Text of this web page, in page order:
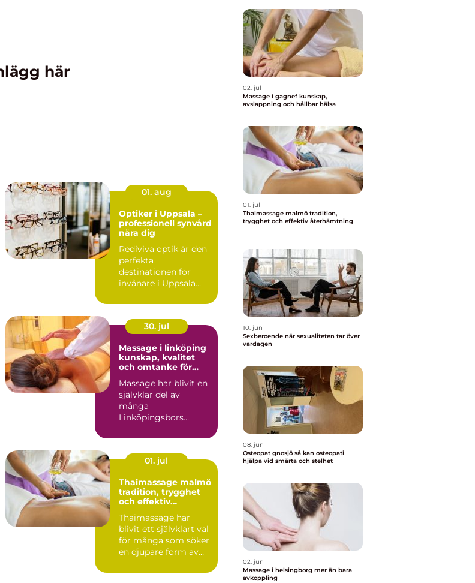
här
01. aug
Optiker i Uppsala –
professionell synvård
nära dig
Rediviva optik är den
perfekta
destinationen för
invånare i Uppsala
30. jul
Massage i linköping
kunskap, kvalitet
och omtanke för
Massage har blivit en
självklar del av
många
Linköpingsbors
hjälp för spända axl...
01. jul
Thaimassage malmö
tradition, trygghet
och effektiv
Thaimassage har
blivit ett självklart val
för många som söker
en djupare form av
smä...
02. jul
Massage i gagnef kunskap,
avslappning och hållbar hälsa
01. jul
Thaimassage malmö tradition,
trygghet och effektiv återhämtning
10. jun
Sexberoende när sexualiteten tar över
vardagen
08. jun
Osteopat gnosjö så kan osteopati
hjälpa vid smärta och stelhet
02. jun
Massage i helsingborg mer än bara
avkoppling